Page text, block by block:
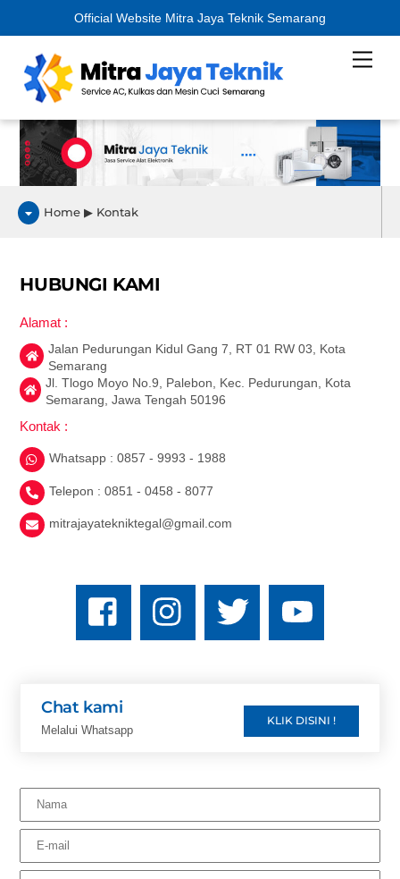
Official Website Mitra Jaya Teknik Semarang
content
Home ▶ Kontak
HUBUNGI KAMI
Alamat :
Jalan Pedurungan Kidul Gang 7, RT 01 RW 03, Kota
Semarang
Jl. Tlogo Moyo No.9, Palebon, Kec. Pedurungan, Kota
Semarang, Jawa Tengah 50196
Kontak :
Whatsapp : 0857 - 9993 - 1988
Telepon : 0851 - 0458 - 8077
mitrajayatekniktegal@gmail.com
Chat kami
Melalui Whatsapp
KLIK DISINI !